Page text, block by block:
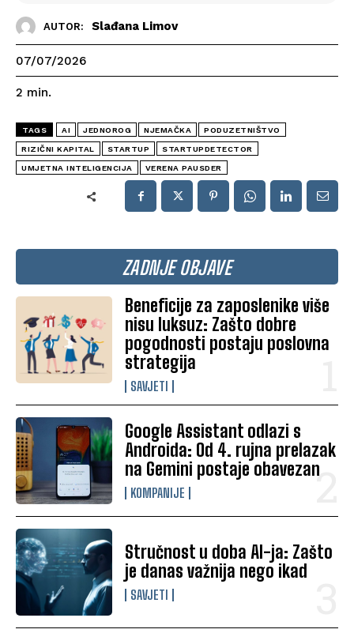
ZADNJE OBJAVE
Beneficije za zaposlenike više
nisu luksuz: Zašto dobre
pogodnosti postaju poslovna
strategija
SAVJETI
Google Assistant odlazi s
Androida: Od 4. rujna prelazak
na Gemini postaje obavezan
KOMPANIJE
Stručnost u doba AI-ja: Zašto
je danas važnija nego ikad
SAVJETI
AUTOR: Slađana Limov
07/07/2026
2 min.
TAGS AI JEDNOROG NJEMAČKA PODUZETNIŠTVO
RIZIČNI KAPITAL STARTUP STARTUPDETECTOR
UMJETNA INTELIGENCIJA VERENA PAUSDER